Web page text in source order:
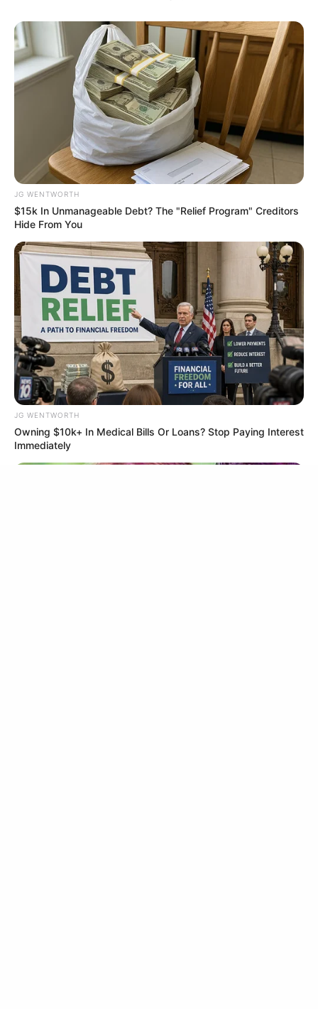
8 Movies Based On Real Stories That Give Us
Shivers
BRAINBERRIES
Disney’s Live-Action Simba Was Based On The
Cutest Lion Cub Ever
BRAINBERRIES
เว็บไซต์นี้ใช้คุกกี้
เพื่อการนำเสนอเนื้อหาที่ดี รวมถึงการจัดการข้อมูลส่วนบุคคล เพื่อให้คุณได้รับ
ประสบการณ์ที่ดีบนบริการของเว็บไซต์เรา หากคุณใช้บริการเว็บไซต์นี้ต่อไปโดย
ไม่มีการปรับตั้งค่าใดๆนั้น แสดงว่าคุณยอมรับนโยบายคุกกี้และนโยบายส่วน
บุคคลของเรา
ยอมรับ เรียนรู้เพิ่มเติม
JG WENTWORTH
$15k In Unmanageable Debt? The "Relief Program" Creditors
Hide From You
JG WENTWORTH
Owning $10k+ In Medical Bills Or Loans? Stop Paying Interest
Immediately